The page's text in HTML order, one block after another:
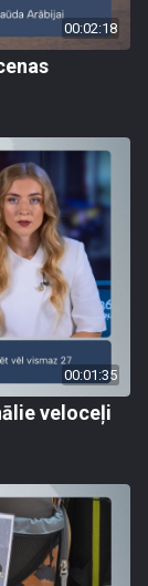
00:02:18
00:01:35
veloceļi